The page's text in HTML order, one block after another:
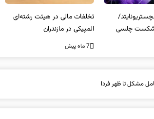
شکست چلسی
تخلفات مالی در هیئت رشته‌ای
المپیکی در مازندران
7 ماه پیش